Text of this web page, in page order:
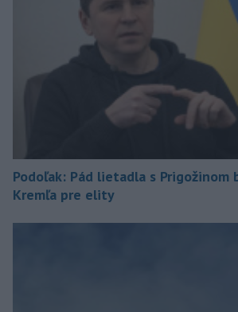
Podoľak: Pád lietadla s Prigožinom
Kremľa pre elity